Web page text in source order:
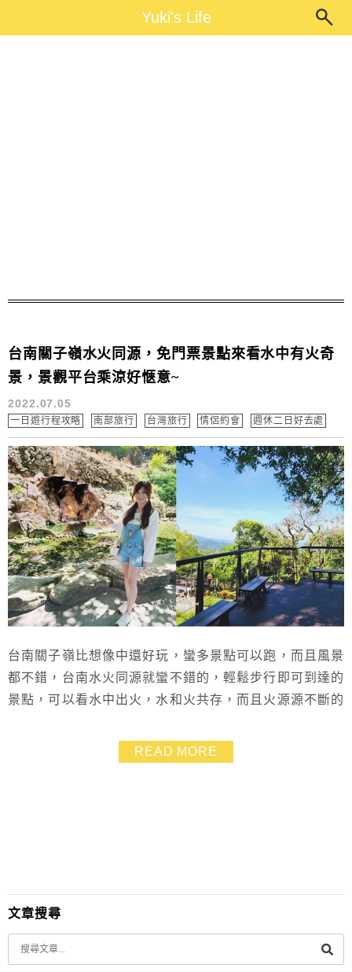
Yuki's LifeYuki's Life
台南關子嶺水火同源，免門票景點來看水中有火奇
景，景觀平台乘涼好愜意~
2022.07.05
一日遊行程攻略 南部旅行 台灣旅行 情侶約會 週休二日好去處
台南關子嶺比想像中還好玩，蠻多景點可以跑，而且風景
都不錯，台南水火同源就蠻不錯的，輕鬆步行即可到達的
景點，可以看水中出火，水和火共存，而且火源源不斷的
READ MORE
文章搜尋